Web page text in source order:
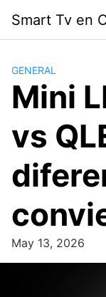
content
Smart Tv en
GENERAL
Mini
vs
May 13, 2026